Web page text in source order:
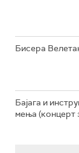
Бисера
Бајага и
мења (концерт